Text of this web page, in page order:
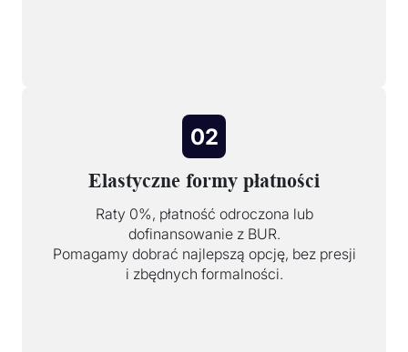
02
Elastyczne formy płatności
Raty 0%, płatność odroczona lub
dofinansowanie z BUR.
Pomagamy dobrać najlepszą opcję, bez presji
i zbędnych formalności.